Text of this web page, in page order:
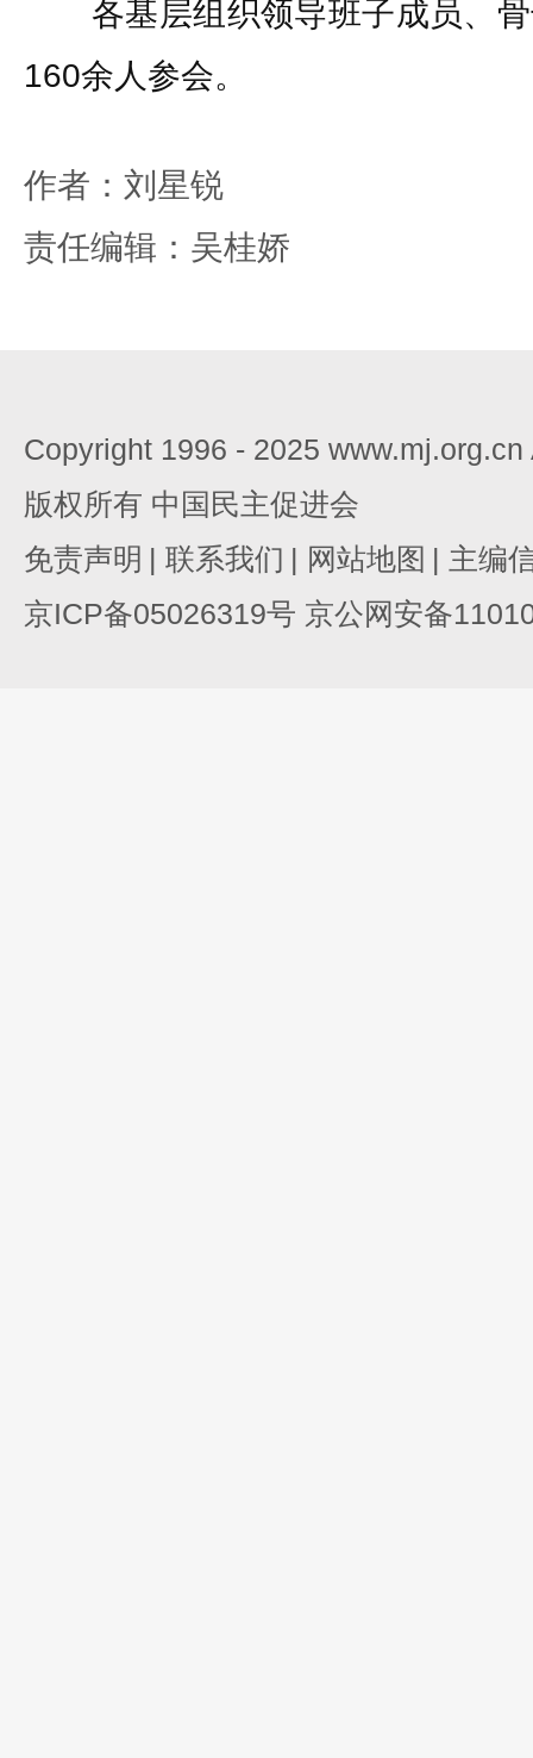
各基层组织领导班子成员、骨
160余人参会。
作者：刘星锐
责任编辑：吴桂娇
Copyright 1996 - 2025
版权所有 中国民主促进会
免责声明 | 联系我们 | 网站地图 | 主编
京ICP备05026319号 京公网安备